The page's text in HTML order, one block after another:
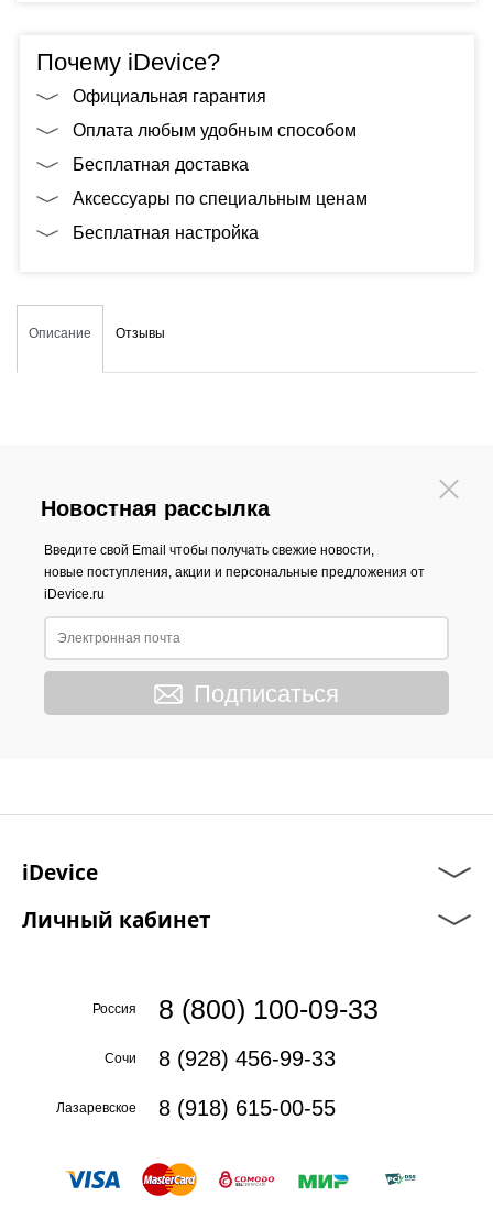
Почему iDevice?
Официальная гарантия
Оплата любым удобным способом
Бесплатная доставка
Аксессуары по специальным ценам
Бесплатная настройка
Описание Отзывы
Новостная рассылка
Введите свой Email чтобы получать свежие новости,
новые поступления, акции и персональные предложения от
iDevice.ru
Подписаться
iDevice
Личный кабинет
Россия 8 (800) 100-09-33
Сочи 8 (928) 456-99-33
Лазаревское 8 (918) 615-00-55